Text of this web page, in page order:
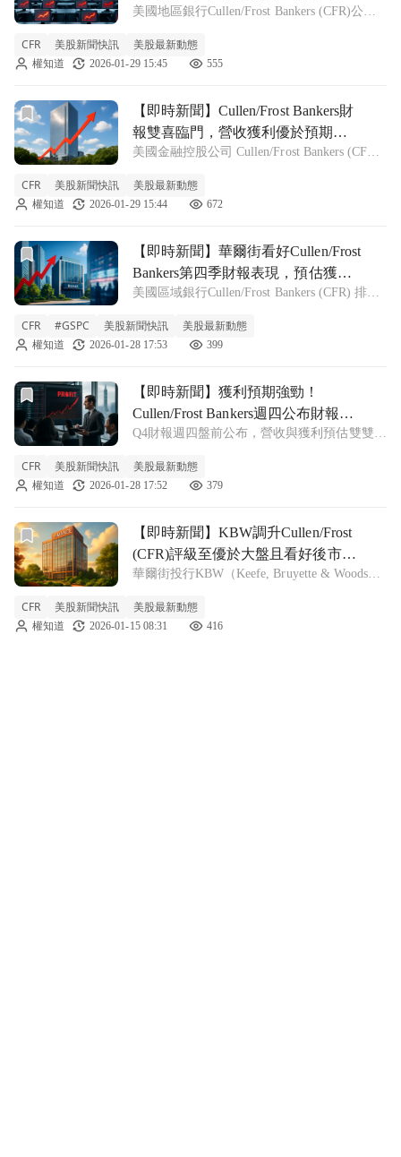
元庫藏股
美國地區銀行Cullen/Frost Bankers (CFR)公布
收與獲利方面雙雙擊敗市場預期，公司董事會
更宣布了重大的資本回報計畫。這份財報顯示
CFR 美股新聞快訊 美股最新動態
權知道 2026-01-29 15:45 555
前往【即時新聞】Cullen/Frost Bankers財報雙喜臨門，營
【即時新聞】Cullen/Frost Bankers財
報雙喜臨門，營收獲利優於預期並
啟動3億美元庫藏股計畫
美國金融控股公司 Cullen/Frost Bankers (CFR)
雙擊敗市場預期，更宣布了大規模的股票回購
計畫，展現公司對未來營運的信心與回饋股東
CFR 美股新聞快訊 美股最新動態
權知道 2026-01-29 15:44 672
前往【即時新聞】華爾街看好Cullen/Frost Bankers第四季
【即時新聞】華爾街看好Cullen/Frost
Bankers第四季財報表現，預估獲利
將達雙位數成長
美國區域銀行Cullen/Frost Bankers (CFR) 排定
第四季財務報告。本次財報發布正值市場密切
關注銀行業獲利能力的時刻，投資人聚焦於該
CFR #GSPC 美股新聞快訊 美股最新動態
權知道 2026-01-28 17:53 399
前往【即時新聞】獲利預期強勁！Cullen/Frost Bankers週
【即時新聞】獲利預期強勁！
Cullen/Frost Bankers週四公布財報，
分析師看好Q4表現
Q4財報週四盤前公布，營收與獲利預估雙雙成
即將在1月29日週四美股開盤前，公布 2025 年
第四季財務報告。根據市場共識，
CFR 美股新聞快訊 美股最新動態
權知道 2026-01-28 17:52 379
前往【即時新聞】KBW調升Cullen/Frost (CFR)評級至優於
【即時新聞】KBW調升Cullen/Frost
(CFR)評級至優於大盤且看好後市貸
款成長
華爾街投行KBW（Keefe, Bruyette & Woods）
報告，正式將Cullen/Frost (CFR)的投資評級由
「市場表現」調
CFR 美股新聞快訊 美股最新動態
權知道 2026-01-15 08:31 416